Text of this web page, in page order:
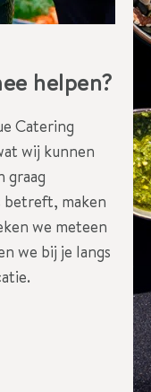
helpen?
Catering
wij kunnen
graag
betreft, maken
we meteen
we bij je langs